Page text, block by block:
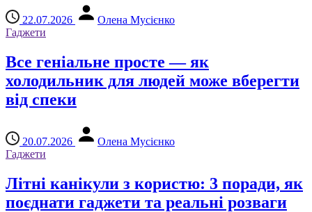
22.07.2026
Олена Мусієнко
Гаджети
Все геніальне просте — як
холодильник для людей може вберегти
від спеки
20.07.2026
Олена Мусієнко
Гаджети
Літні канікули з користю: 3 поради, як
поєднати гаджети та реальні розваги